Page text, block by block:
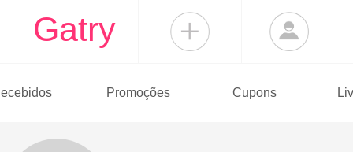
Gatry
Promoções Cupons